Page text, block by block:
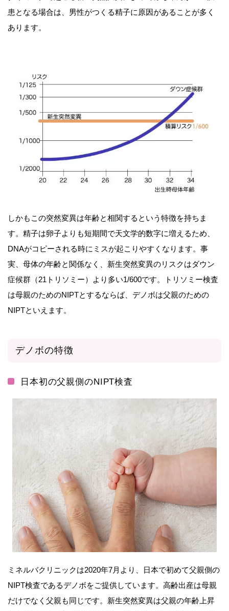
患となる場合は、男性がつくる精子に原因があることが多く
あります。
しかもこの突然変異は年齢と相関するという特徴を持ちま
す。精子は卵子よりも短期間で天文学的数字に増えるため、
DNAがコピーされる時にミスが起こりやすくなります。事
実、母体の年齢と関係なく、新生突然変異のリスクはダウン
症候群（21トリソミー）より多い1/600です。トリソミー検査
は母親のためのNIPTとするならば、デノボは父親のための
NIPTといえます。
デノボの特徴
日本初の父親側のNIPT検査
ミネルバクリニックは2020年7月より、日本で初めて父親側の
NIPT検査であるデノボをご提供しています。高齢出産は母親
だけでなく父親も同じです。新生突然変異は父親の年齢上昇